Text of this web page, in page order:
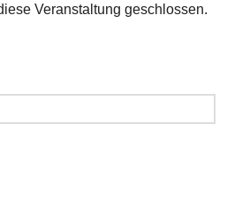
Veranstaltung geschlossen.